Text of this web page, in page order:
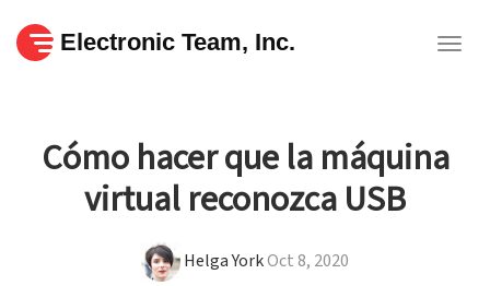
Electronic Team, Inc.
Cómo hacer que la máquina
virtual reconozca USB
Helga YorkOct 8, 2020